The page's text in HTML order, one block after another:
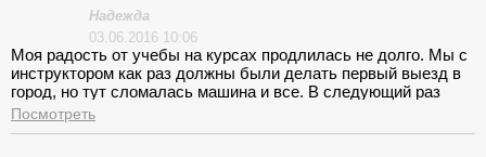
площадках. А со своим будущим инструктором я
познакомился, просто подойдя к одной из таких машинок.
Все узнал и записался. Учебой полностью доволен!
Надежда
03.06.2016 10:06
Моя радость от учебы на курсах продлилась не долго. Мы с
инструктором как раз должны были делать первый выезд в
город, но тут сломалась машина и все. В следующий раз
покатались только перед экзаменами. Так перенервничала!
Посмотреть